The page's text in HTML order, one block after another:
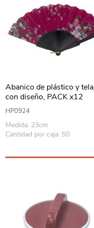
Abanico de plástico y tela
con diseño, PACK x12
HP0924
Medida: 23cm
Cantidad por caja: 50